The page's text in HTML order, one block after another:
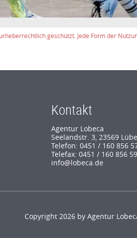
geschützt. Jede Form der
Kontakt
Agentur Lobeca
Seelandstr. 3, 23569
Telefon: 0451 / 160 856
Telefax: 0451 / 160 856 59
info@lobeca.de
Copyright 2026 by Agentur